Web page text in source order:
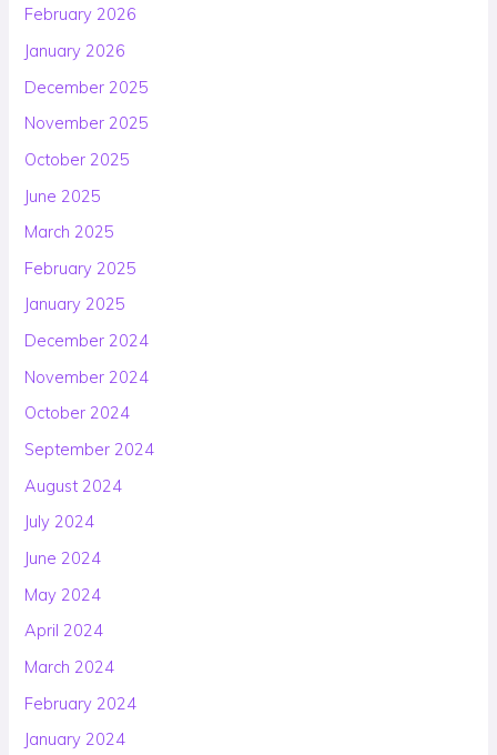
February 2026
January 2026
December 2025
November 2025
October 2025
June 2025
March 2025
February 2025
January 2025
December 2024
November 2024
October 2024
September 2024
August 2024
July 2024
June 2024
May 2024
April 2024
March 2024
February 2024
January 2024